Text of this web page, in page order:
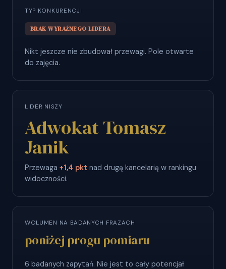
TYP KONKURENCJI
BRAK WYRAŹNEGO LIDERA
Nikt jeszcze nie zbudował przewagi. Pole otwarte
do zajęcia.
LIDER NISZY
Adwokat Tomasz
Janik
Przewaga +1,4 pkt nad drugą kancelarią w rankingu
widoczności.
WOLUMEN NA BADANYCH FRAZACH
poniżej progu pomiaru
6 badanych zapytań. Nie jest to cały potencjał